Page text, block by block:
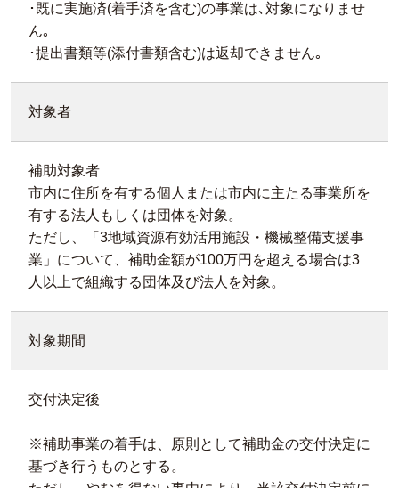
･既に実施済(着手済を含む)の事業は､対象になりませ
ん｡
･提出書類等(添付書類含む)は返却できません｡
対象者
補助対象者
市内に住所を有する個人または市内に主たる事業所を
有する法人もしくは団体を対象。
ただし、「3地域資源有効活用施設・機械整備支援事
業」について、補助金額が100万円を超える場合は3
人以上で組織する団体及び法人を対象。
対象期間
交付決定後
※補助事業の着手は、原則として補助金の交付決定に
基づき行うものとする。